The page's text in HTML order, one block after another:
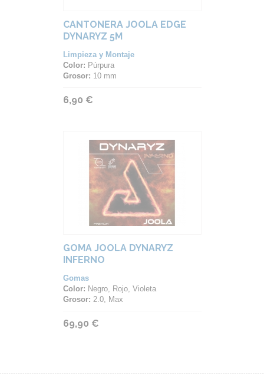
CANTONERA JOOLA EDGE
DYNARYZ 5M
Limpieza y Montaje
Color: Púrpura
Grosor: 10 mm
6,90 €
GOMA JOOLA DYNARYZ
INFERNO
Gomas
Color: Negro, Rojo, Violeta
Grosor: 2.0, Max
69,90 €